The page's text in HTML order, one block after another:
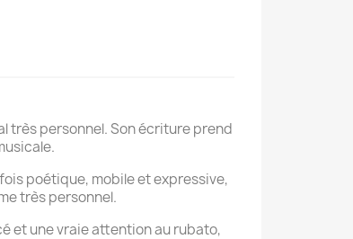
très personnel. Son écriture prend
poétique, mobile et expressive,
très personnel.
et une vraie attention au rubato,